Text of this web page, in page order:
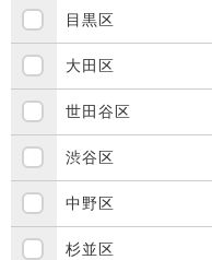
目黒区
大田区
世田谷区
渋谷区
中野区
杉並区